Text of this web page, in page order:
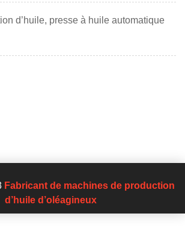
d’huile, presse à huile automatique
Fabricant de machines de production
d’huile d’oléagineux